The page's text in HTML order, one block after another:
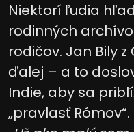
Niektorí ľudia
rodinných
rodičov. Jan Bily
ďalej – a to
Indie, aby sa
„pravlasť Rómov“.